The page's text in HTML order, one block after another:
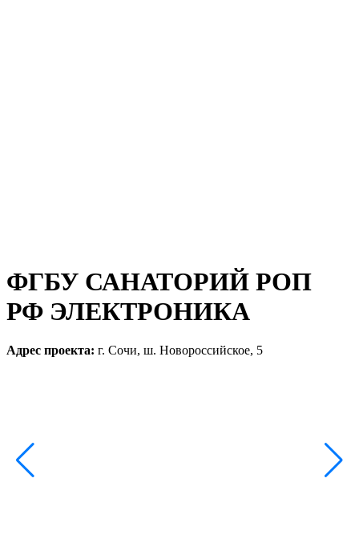
ФГБУ САНАТОРИЙ РОП
РФ ЭЛЕКТРОНИКА
Адрес проекта: г. Сочи, ш. Новороссийское, 5